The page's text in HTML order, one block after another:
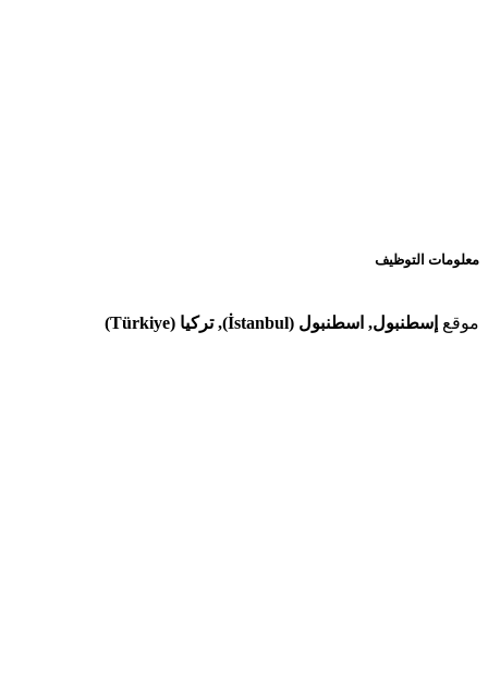
معلومات التوظيف
موقع إسطنبول, اسطنبول (İstanbul), تركيا (Türkiye)